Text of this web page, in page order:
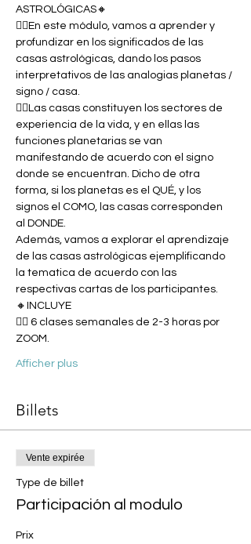
ASTROLÓGICAS🔸
👉🏼En este módulo, vamos a aprender y
profundizar en los significados de las
casas astrológicas, dando los pasos
interpretativos de las analogias planetas /
signo / casa.
👆🏽Las casas constituyen los sectores de
experiencia de la vida, y en ellas las
funciones planetarias se van
manifestando de acuerdo con el signo
donde se encuentran. Dicho de otra
forma, si los planetas es el QUÉ, y los
signos el COMO, las casas corresponden
al DONDE.
Además, vamos a explorar el aprendizaje
de las casas astrológicas ejemplificando
la tematica de acuerdo con las
respectivas cartas de los participantes.
🔸INCLUYE
👉🏼 6 clases semanales de 2-3 horas por
ZOOM.
Afficher plus
Billets
Vente expirée
Type de billet
Participación al modulo
Prix